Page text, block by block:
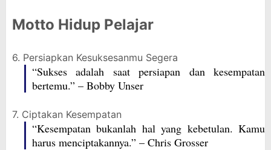
Motto Hidup Pelajar
6. Persiapkan Kesuksesanmu Segera
“Sukses adalah saat persiapan dan kesempatan
bertemu.” – Bobby Unser
7. Ciptakan Kesempatan
“Kesempatan bukanlah hal yang kebetulan. Kamu
harus menciptakannya.” – Chris Grosser